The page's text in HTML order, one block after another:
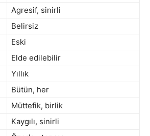
Agresif, sinirli
Belirsiz
Eski
Elde edilebilir
Yıllık
Bütün, her
Müttefik, birlik
Kaygılı, sinirli